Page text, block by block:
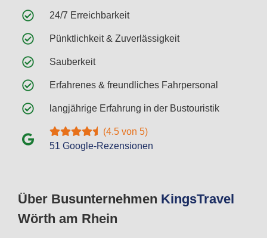
Über Busunternehmen KingsTravel
Wörth am Rhein
24/7 Erreichbarkeit
Pünktlichkeit & Zuverlässigkeit
Sauberkeit
Erfahrenes & freundliches Fahrpersonal
langjährige Erfahrung in der Bustouristik
(4.5 von 5)
51 Google-Rezensionen